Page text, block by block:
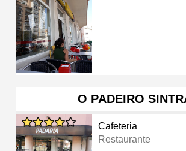
O PADEIRO
Cafeteria
Restaurante